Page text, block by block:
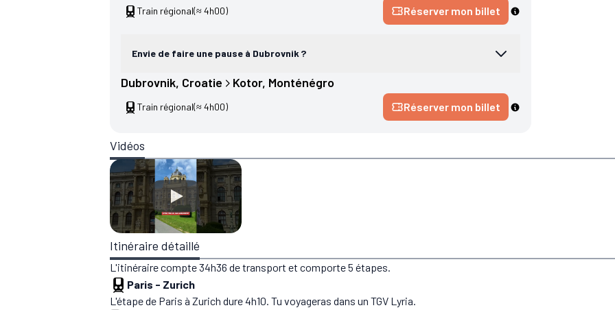
Train régional(≈ 4h00) Réserver mon billet
Envie de faire une pause à Dubrovnik ?
Dubrovnik, Croatie Kotor, Monténégro
Train régional(≈ 4h00) Réserver mon billet
Vidéos
Itinéraire détaillé
L'itinéraire compte 34h36 de transport et comporte 5 étapes.
Paris - Zurich
L'étape de Paris à Zurich dure 4h10. Tu voyageras dans un TGV Lyria.